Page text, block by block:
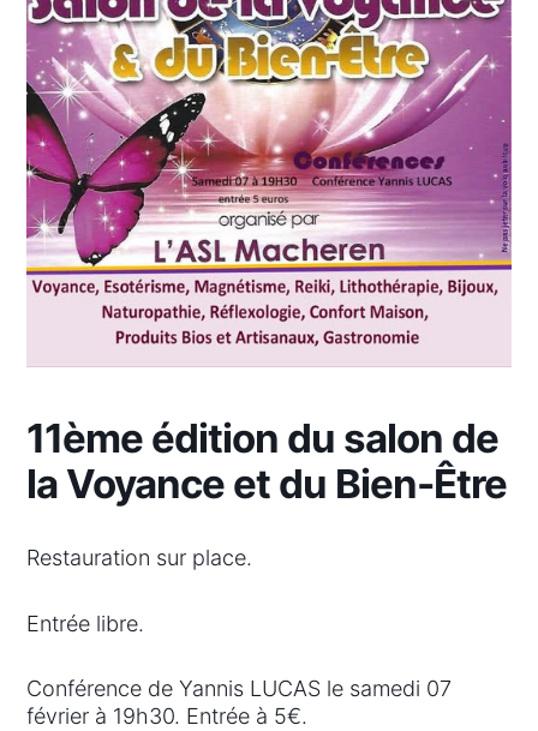
11ème édition du salon de
la Voyance et du Bien-Être
Restauration sur place.
Entrée libre.
Conférence de Yannis LUCAS le samedi 07
février à 19h30. Entrée à 5€.